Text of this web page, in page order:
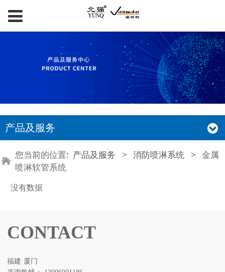
产品及服务
您当前的位置: 产品及服务 > 消防喷淋系统 > 金属
喷淋软管系统
没有数据
CONTACT
福建·厦门